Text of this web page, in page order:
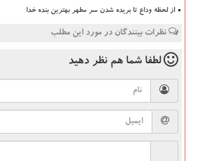
از لحظه وداع تا بریده شدن سر مطهر بهترین بنده خدا
نظرات بینندگان در مورد این مطلب
لطفا شما هم نظر دهید